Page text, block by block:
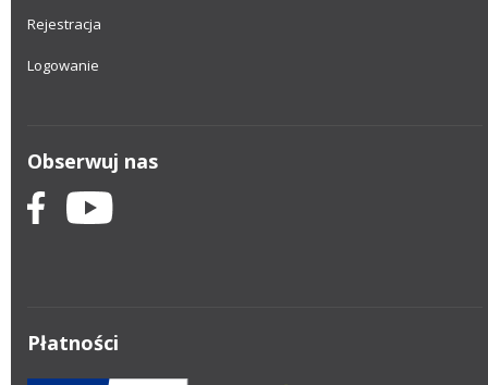
Rejestracja
Logowanie
Obserwuj nas
Płatności